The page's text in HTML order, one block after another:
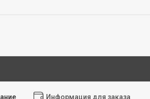
Информация для заказа